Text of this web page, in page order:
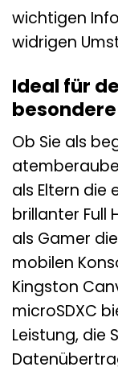
wichtigen
widrigen
Ideal für
Ob Sie als
als Eltern die
brillanter Full
als Gamer
mobilen
Kingston
microSDXC
Leistung, die